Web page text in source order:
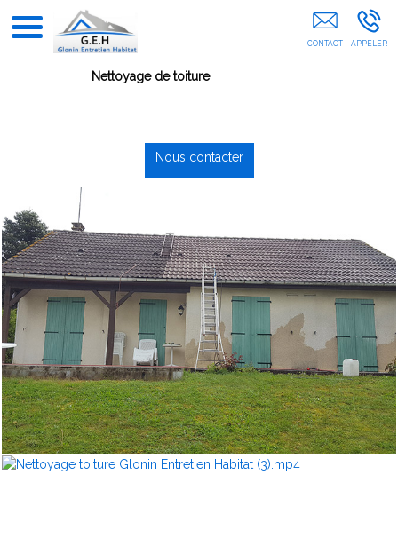
Nettoyage de toiture
Nous contacter